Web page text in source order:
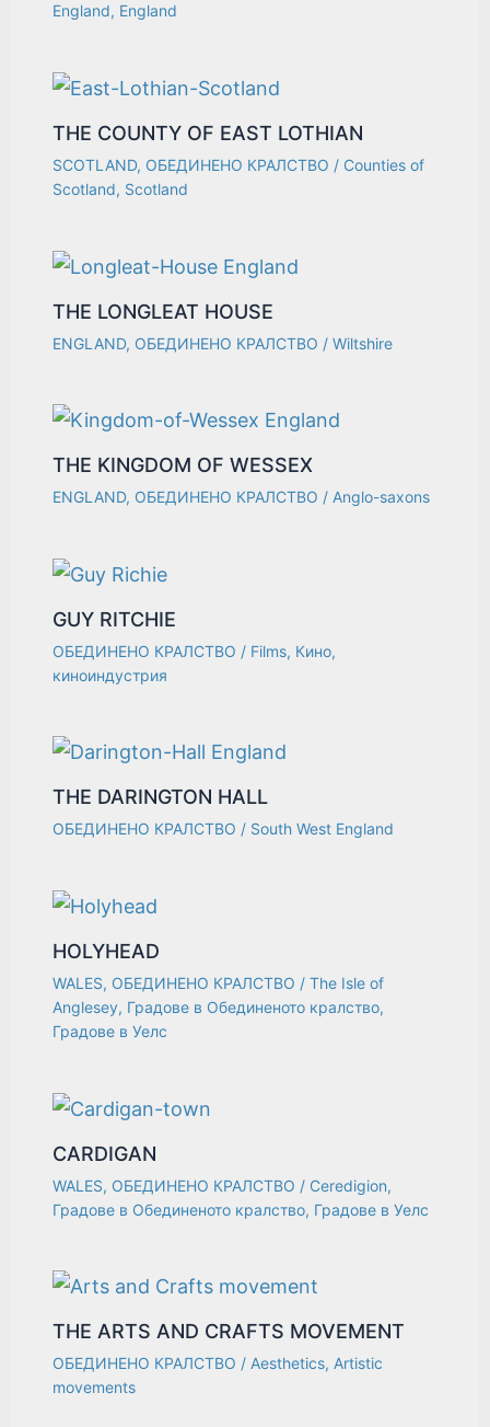
England, England
THE COUNTY OF EAST LOTHIAN
SCOTLAND, ОБЕДИНЕНО КРАЛСТВО / Counties of
Scotland, Scotland
THE LONGLEAT HOUSE
ENGLAND, ОБЕДИНЕНО КРАЛСТВО /Wiltshire
THE KINGDOM OF WESSEX
ENGLAND, ОБЕДИНЕНО КРАЛСТВО / Anglo-saxons
GUY RITCHIE
ОБЕДИНЕНО КРАЛСТВО / Films, Кино,
киноиндустрия
THE DARINGTON HALL
ОБЕДИНЕНО КРАЛСТВО / South West England
HOLYHEAD
WALES, ОБЕДИНЕНО КРАЛСТВО /The Isle of
Anglesey, Градове в Обединеното кралство,
Градове в Уелс
CARDIGAN
WALES, ОБЕДИНЕНО КРАЛСТВО / Ceredigion,
Градове в Обединеното кралство, Градове в Уелс
THE ARTS AND CRAFTS MOVEMENT
ОБЕДИНЕНО КРАЛСТВО / Aesthetics, Artistic
movements